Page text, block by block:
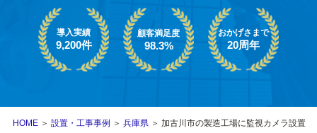
導入実績
9,200件
顧客満足度
98.3%
おかげさまで
20周年
HOME ＞設置・工事事例 ＞兵庫県 ＞ 加古川市の製造工場に監視カメラ設置